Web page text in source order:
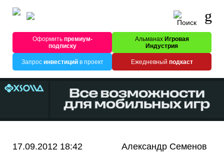
Оформитьпремиум-
подписку
Альманах Игровая
Индустрия
Запрос инвестицийв проект Ежедневный подкаст
17.09.2012 18:42 Александр Семенов